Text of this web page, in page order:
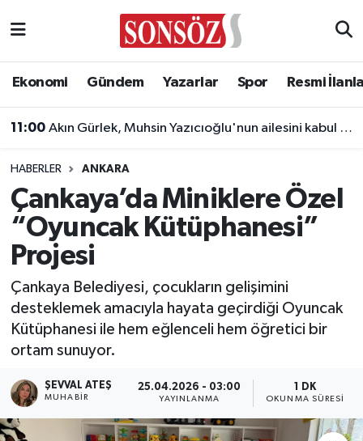
Ekonomi Gündem Yazarlar Spor Resmi
11:00 Akın Gürlek, Muhsin Yazıcıoğlu'nun ailesini kabul edecek
HABERLER ANKARA
Çankaya’da Miniklere Özel
“Oyuncak Kütüphanesi”
Projesi
Çankaya Belediyesi, çocukların gelişimini
desteklemek amacıyla hayata geçirdiği Oyuncak
Kütüphanesi ile hem eğlenceli hem öğretici bir
ortam sunuyor.
ŞEVVAL ATEŞ
MUHABIR
25.04.2026 - 03:00
YAYINLANMA
1 DK
OKUNMA SÜRESI
Asayiş
Biyografi
Çevre
Diğer
Dünya
Eğitim
Ekonomi
Eleman
Ankara Nöbetçi Eczaneler
Ankara Trafik Yoğunluk Haritası
Süper Lig Puan Durumu ve Fikstür
Tüm Manşetler
Son Dakika Haberleri
Haber Arşivi